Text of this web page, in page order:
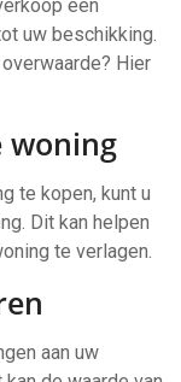
een
uw beschikking.
Hier
woning
te kopen, kunt u
Dit kan helpen
te verlagen.
aan uw